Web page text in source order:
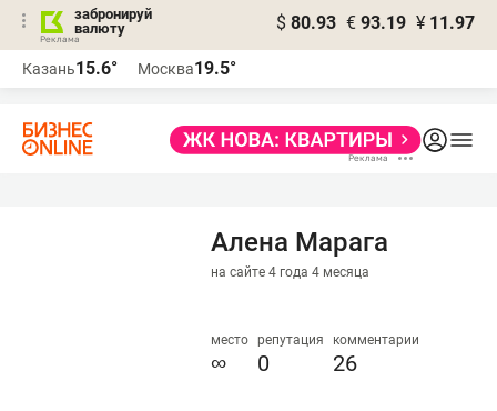
забронируй
валюту
$ 80.93 € 93.19 ¥ 11.97
Казань15.6° Москва19.5°
Алена Марага
на сайте 4 года 4 месяца
место
∞
репутация
0
комментарии
26